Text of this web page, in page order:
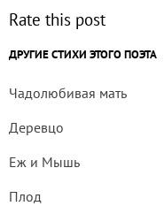
Rate this post
ДРУГИЕ СТИХИ ЭТОГО ПОЭТА
Чадолюбивая мать
Деревцо
Еж и Мышь
Плод